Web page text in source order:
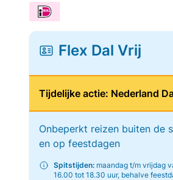
Flex Dal Vrij
Tijdelijke actie: Nederland
Onbeperkt reizen buiten de
en op feestdagen
Spitstijden: maandag t/m vrijdag
16.00 tot 18.30 uur, behalve